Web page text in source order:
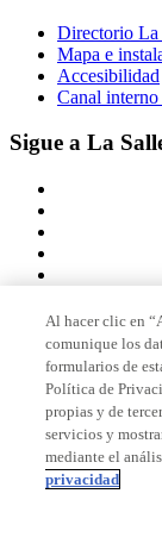
Directorio La
Mapa e
Accesibilidad
Canal
Sigue a La
Miembro de
Acreditaciones
© 2026 La Salle
Al hacer clic en
comunique los
formularios de
Política de
propias y de
servicios y
mediante el
privacidad